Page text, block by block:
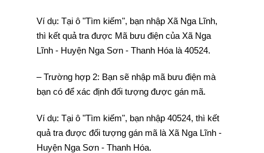
Ví dụ: Tại ô "Tìm kiếm", bạn nhập Xã Nga Lĩnh,
thì kết quả tra được Mã bưu điện của Xã Nga
Lĩnh - Huyện Nga Sơn - Thanh Hóa là 40524.
– Trường hợp 2: Bạn sẽ nhập mã bưu điện mà
bạn có để xác định đối tượng được gán mã.
Ví dụ: Tại ô "Tìm kiếm", bạn nhập 40524, thì kết
quả tra được đối tượng gán mã là Xã Nga Lĩnh -
Huyện Nga Sơn - Thanh Hóa.